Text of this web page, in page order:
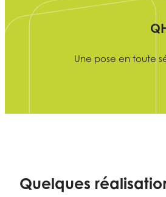
Une pose en toute
Quelques